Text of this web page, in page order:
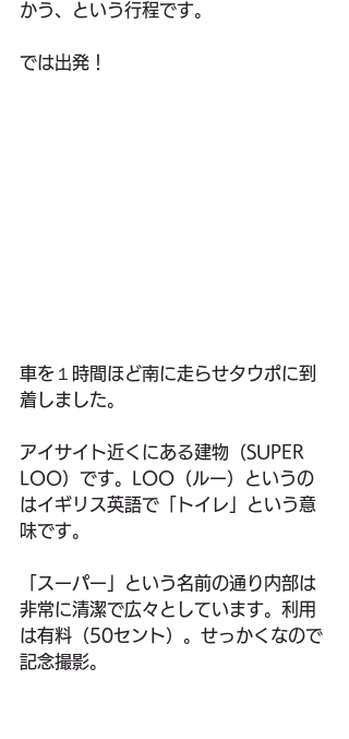
かう、という行程です。
では出発！
車を１時間ほど南に走らせタウポに到
着しました。
アイサイト近くにある建物（SUPER
LOO）です。LOO（ルー）というの
はイギリス英語で「トイレ」という意
味です。
「スーパー」という名前の通り内部は
非常に清潔で広々としています。利用
は有料（50セント）。せっかくなので
記念撮影。